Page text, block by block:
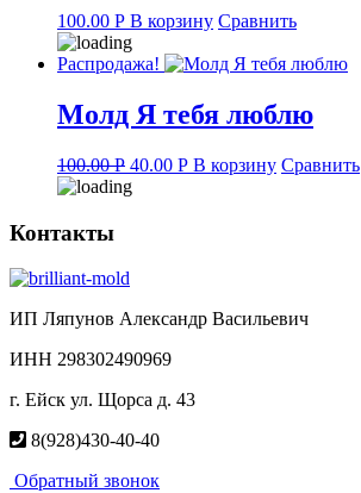
100.00 Р В корзину Сравнить
Распродажа!
Молд Я тебя люблю
100.00Р Original
price
40.00 РCurrent
В корзину Сравнить
Контакты
ИП Ляпунов Александр Васильевич
ИНН 298302490969
г. Ейск ул. Щорса д. 43
8(928)430-40-40
Обратный звонок